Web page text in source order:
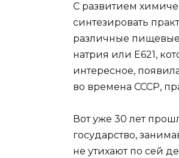
С развитием
синтезировать
различные
натрия или E621,
интересное,
во времена СССР,
Вот уже 30 лет
государство,
не утихают по сей